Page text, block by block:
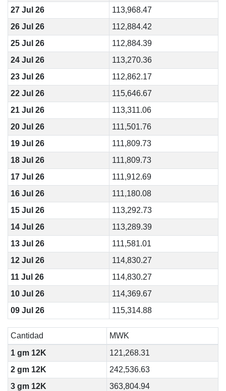
27 Jul 26
113,968.47
26 Jul 26
112,884.42
25 Jul 26
112,884.39
24 Jul 26
113,270.36
23 Jul 26
112,862.17
22 Jul 26
115,646.67
21 Jul 26
113,311.06
20 Jul 26
111,501.76
19 Jul 26
111,809.73
18 Jul 26
111,809.73
17 Jul 26
111,912.69
16 Jul 26
111,180.08
15 Jul 26
113,292.73
14 Jul 26
113,289.39
13 Jul 26
111,581.01
12 Jul 26
114,830.27
11 Jul 26
114,830.27
10 Jul 26
114,369.67
09 Jul 26
115,314.88
Cantidad
MWK
1 gm 12K
121,268.31
2 gm 12K
242,536.63
3 gm 12K
363,804.94